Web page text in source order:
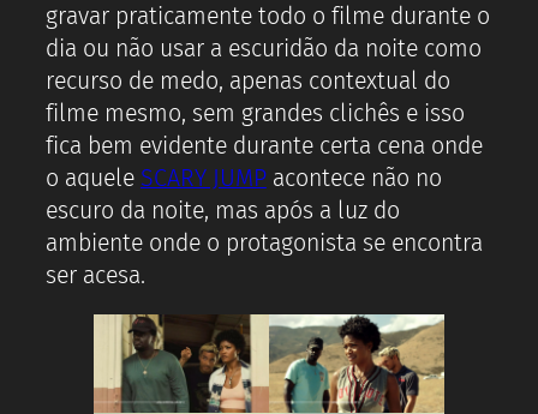
gravar praticamente todo o filme durante o
dia ou não usar a escuridão da noite como
recurso de medo, apenas contextual do
filme mesmo, sem grandes clichês e isso
fica bem evidente durante certa cena onde
o aquele SCARY JUMPacontece não no
escuro da noite, mas após a luz do
ambiente onde o protagonista se encontra
ser acesa.